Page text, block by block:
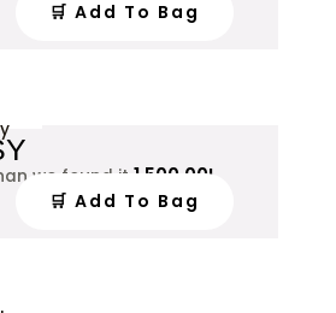
🛒 Add To Bag
we found it1,500.00L
🛒 Add To Bag